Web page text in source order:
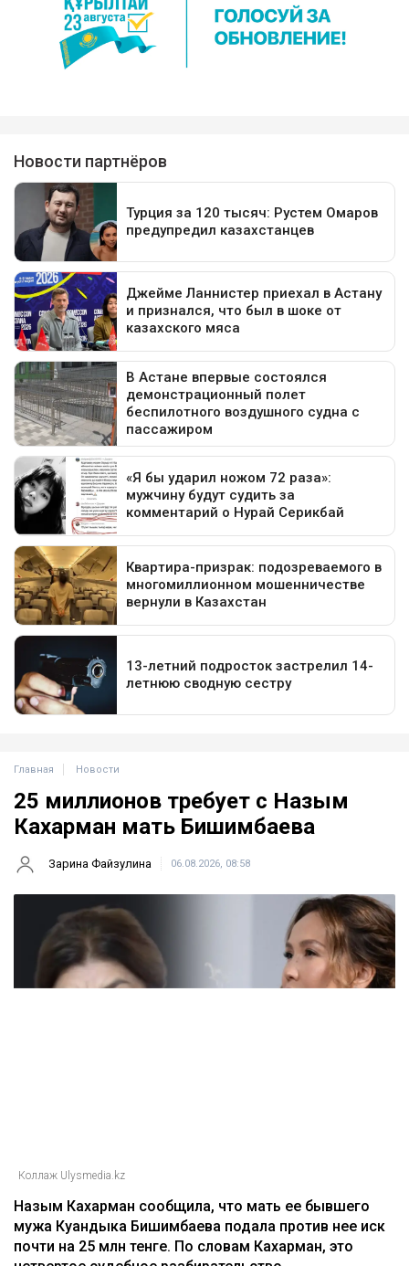
Главная Новости
25 миллионов требует с Назым
Кахарман мать Бишимбаева
Зарина Файзулина 06.08.2026, 08:58
Коллаж Ulysmedia.kz
Назым Кахарман сообщила, что мать ее бывшего
мужа Куандыка Бишимбаева подала против нее иск
почти на 25 млн тенге. По словам Кахарман, это